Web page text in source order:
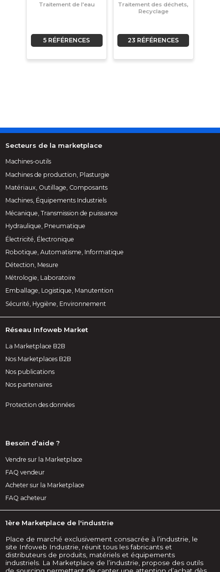
Traitement de l'eau
5 RÉFÉRENCES
Traitement des déchets,
Recyclage
23 RÉFÉRENCES
Secteurs de la marketplace
Machines-outils
Machines de production, Plasturgie
Matériaux, Outillage, Composants
Machines, Équipements Industriels
Mécanique, Transmission de puissance
Hydraulique, Pneumatique
Électricité, Électronique
Robotique, Automatisme, Informatique
Détection, Mesure
Métrologie, Laboratoire
Emballage, Logistique, Manutention
Sécurité, Hygiène, Environnement
Réseau Infoweb Market
La Marketplace B2B
Nos Marketplaces B2B
Nos publications
Nos partenaires
Protection des données
Besoin d'aide ?
Vendre sur la Marketplace
FAQ vendeur
Acheter sur la Marketplace
FAQ acheteur
1ère Marketplace de l'industrie
Place de marché exclusivement consacrée à l’industrie, le
site Infoweb Industrie, réunit tous les fabricants et
distributeurs de produits, matériels et équipements
industriels. La Marketplace de l’industrie, propose des outils